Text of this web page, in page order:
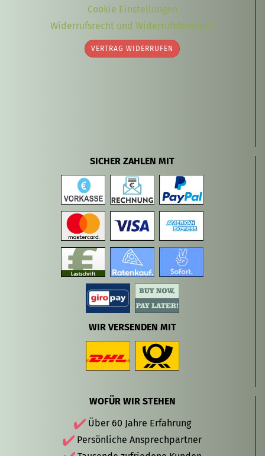
Cookie Einstellungen
Widerrufsrecht und Widerrufsformular
VERTRAG WIDERRUFEN
SICHER ZAHLEN MIT
WIR VERSENDEN MIT
WOFÜR WIR STEHEN
Über 60 Jahre Erfahrung
Persönliche Ansprechpartner